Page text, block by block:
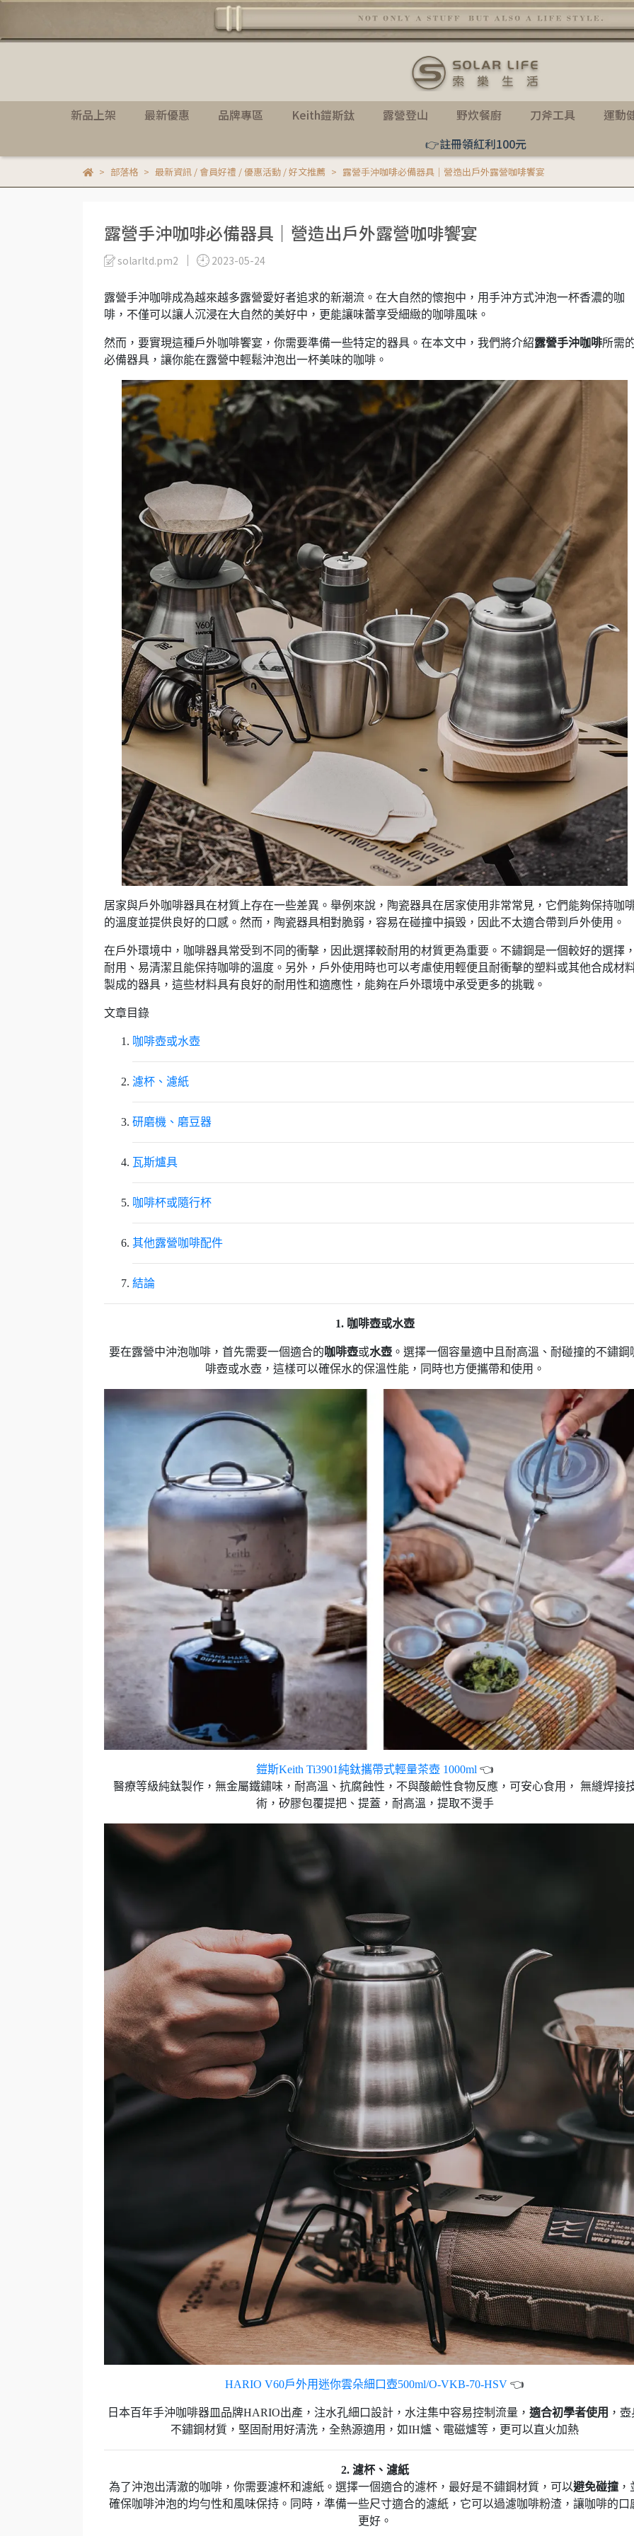
新品上架 最新優惠 品牌專區 Keith鎧斯鈦 露營登山 野炊餐廚 刀斧工具
運動
👉註冊領紅利100元
部落格 最新資訊 / 會員好禮 / 優惠活動 / 好文推薦 露營手沖咖啡必備器具｜營造出戶外露營咖啡饗宴
露營手沖咖啡必備器具｜營造出戶外露營咖啡饗宴
solarltd.pm2 2023-05-24
露營手沖咖啡成為越來越多露營愛好者追求的新潮流。在大自然的懷抱中，用手沖方式沖泡一杯香濃的咖
啡，不僅可以讓人沉浸在大自然的美好中，更能讓味蕾享受細緻的咖啡風味。
然而，要實現這種戶外咖啡饗宴，你需要準備一些特定的器具。在本文中，我們將介紹露營手沖咖啡所需
必備器具，讓你能在露營中輕鬆沖泡出一杯美味的咖啡。
居家與戶外咖啡器具在材質上存在一些差異。舉例來說，陶瓷器具在居家使用非常常見，它們能夠保持咖
的溫度並提供良好的口感。然而，陶瓷器具相對脆弱，容易在碰撞中損毀，因此不太適合帶到戶外使用。
在戶外環境中，咖啡器具常受到不同的衝擊，因此選擇較耐用的材質更為重要。不鏽鋼是一個較好的選擇
耐用、易清潔且能保持咖啡的溫度。另外，戶外使用時也可以考慮使用輕便且耐衝擊的塑料或其他合成材
製成的器具，這些材料具有良好的耐用性和適應性，能夠在戶外環境中承受更多的挑戰。
文章目錄
咖啡壺或水壺
濾杯、濾紙
研磨機、磨豆器
瓦斯爐具
咖啡杯或隨行杯
其他露營咖啡配件
結論
1. 咖啡壺或水壺
要在露營中沖泡咖啡，首先需要一個適合的咖啡壺或水壺。選擇一個容量適中且耐高溫、耐碰撞的不鏽鋼
啡壺或水壺，這樣可以確保水的保溫性能，同時也方便攜帶和使用。
鎧斯Keith Ti3901純鈦攜帶式輕量茶壺 1000ml 👈
醫療等級純鈦製作，無金屬鐵鏽味，耐高溫、抗腐蝕性，不與酸鹼性食物反應，可安心食用， 無縫焊接
術，矽膠包覆提把、提蓋，耐高溫，提取不燙手
HARIO V60戶外用迷你雲朵細口壺500ml/O-VKB-70-HSV 👈
日本百年手沖咖啡器皿品牌HARIO出產，注水孔細口設計，水注集中容易控制流量， 適合初學者使用 ，
不鏽鋼材質，堅固耐用好清洗，全熱源適用，如IH爐、電磁爐等，更可以直火加熱
2. 濾杯、濾紙
為了沖泡出清澈的咖啡，你需要濾杯和濾紙。選擇一個適合的濾杯，最好是不鏽鋼材質，可以避免碰撞，
確保咖啡沖泡的均勻性和風味保持。同時，準備一些尺寸適合的濾紙，它可以過濾咖啡粉渣，讓咖啡的口
更好。